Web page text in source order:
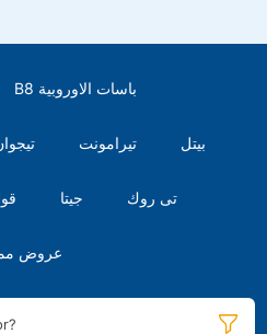
B8 باسات الاوروبية
تيرامونت بيتل
جيتا تى روك
عروض